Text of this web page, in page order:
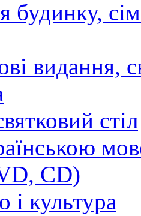
будинку,
видання,
стіл
CD)
і культура